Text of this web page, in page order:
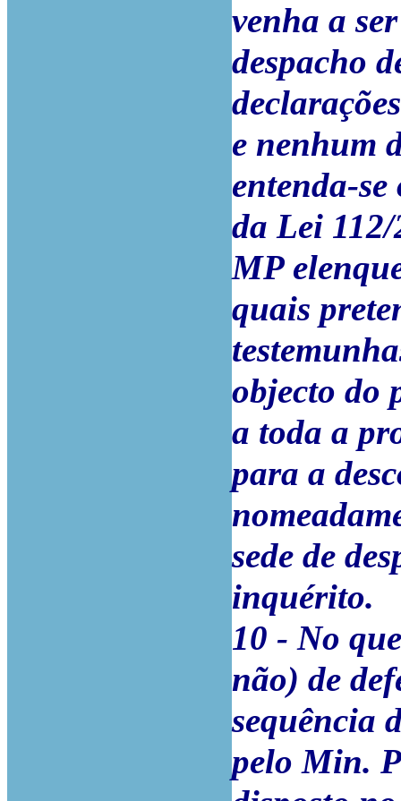
venha a
despacho
e nenhum
entenda-se
da Lei
MP
quais
objecto do
a toda a
para a
sede de
inquérito.
10 - No
não) de
sequência
pelo Min.